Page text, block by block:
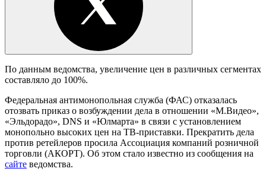
По данным ведомства, увеличение цен в различных сегментах
составляло до 100%.
Федеральная антимонопольная служба (ФАС) отказалась
отозвать приказ о возбуждении дела в отношении «М.Видео»,
«Эльдорадо», DNS и «Юлмарта» в связи с установлением
монопольно высоких цен на ТВ-приставки. Прекратить дела
против ретейлеров просила Ассоциация компаний розничной
торговли (АКОРТ). Об этом стало известно из сообщения на
сайте ведомства.